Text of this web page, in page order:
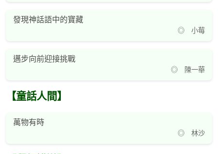
發現神話語中的寶藏
◎ 小莓
邁步向前迎接挑戰
◎ 陳一華
【童話人間】
萬物有時
◎ 林沙